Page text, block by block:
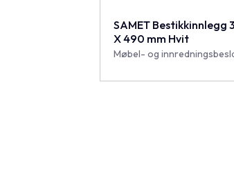
SAMET Bestikkinnlegg
X 490 mm Hvit
Møbel- og